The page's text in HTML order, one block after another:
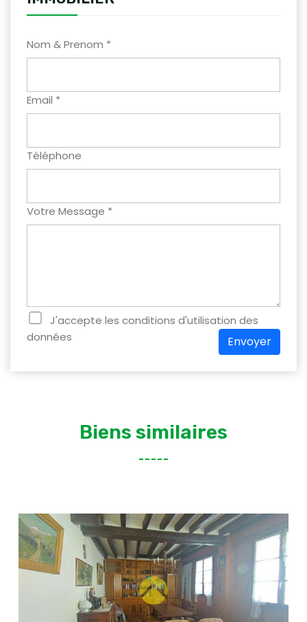
Nom & Prenom *
Email *
Téléphone
Votre Message *
J'accepte les conditions d'utilisation des
données
Envoyer
Biens similaires